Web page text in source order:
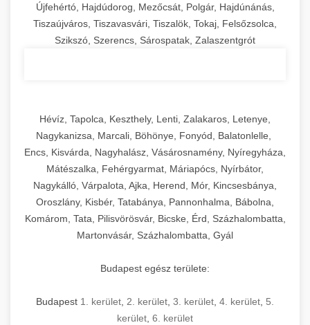
Újfehértó, Hajdúdorog, Mezőcsát, Polgár, Hajdúnánás,
Tiszaújváros, Tiszavasvári, Tiszalök, Tokaj, Felsőzsolca,
Szikszó, Szerencs, Sárospatak, Zalaszentgrót
Hévíz, Tapolca, Keszthely, Lenti, Zalakaros, Letenye,
Nagykanizsa, Marcali, Böhönye, Fonyód, Balatonlelle,
Encs, Kisvárda, Nagyhalász, Vásárosnamény, Nyíregyháza,
Mátészalka, Fehérgyarmat, Máriapócs, Nyírbátor,
Nagykálló, Várpalota, Ajka, Herend, Mór, Kincsesbánya,
Oroszlány, Kisbér, Tatabánya, Pannonhalma, Bábolna,
Komárom, Tata, Pilisvörösvár, Bicske, Érd, Százhalombatta,
Martonvásár, Százhalombatta, Gyál
Budapest egész területe:
Budapest 1. kerület 2. kerület 3. kerület 4. kerület 5.
kerület 6. kerület